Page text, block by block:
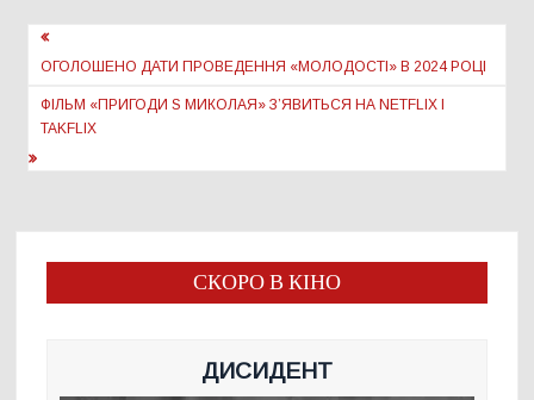
Навігація
записів
ОГОЛОШЕНО ДАТИ ПРОВЕДЕННЯ «МОЛОДОСТІ» В 2024 РОЦІ
ФІЛЬМ «ПРИГОДИ S МИКОЛАЯ» З’ЯВИТЬСЯ НА NETFLIX І
TAKFLIX
СКОРО В КІНО
ДИСИДЕНТ